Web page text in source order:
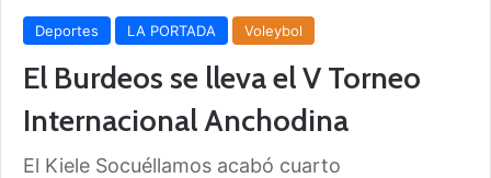
Deportes LA PORTADA Voleybol
El Burdeos se lleva el V Torneo
Internacional Anchodina
El Kiele Socuéllamos acabó cuarto